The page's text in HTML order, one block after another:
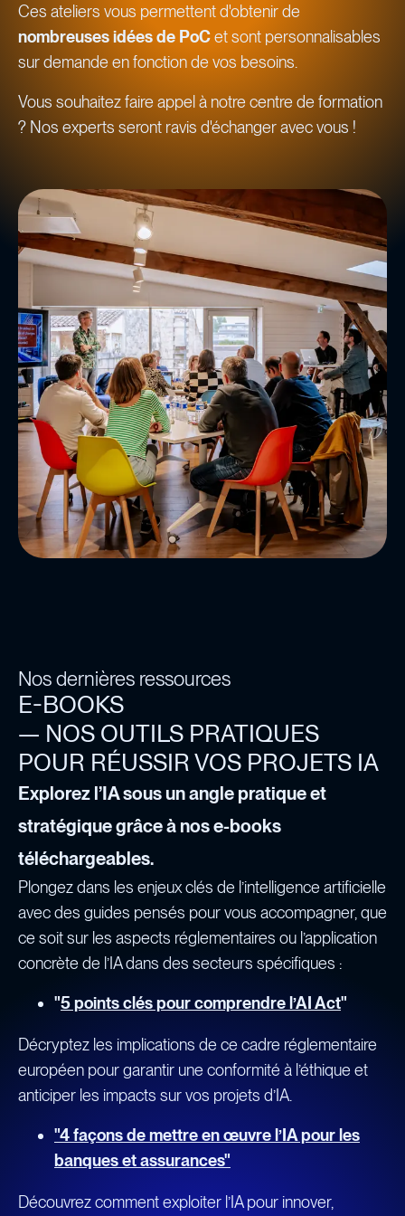
Ces ateliers vous permettent d'obtenir de
nombreuses idées de PoCet sont personnalisables
sur demande en fonction de vos besoins.
Vous souhaitez faire appel à notre centre de formation
? Nos experts seront ravis d'échanger avec vous !
Nos dernières ressources
E-BOOKS
— NOS OUTILS PRATIQUES
POUR RÉUSSIR VOS PROJETS IA
Explorez l’IA sous un angle pratique et
stratégique grâce à nos e-books
téléchargeables.
Plongez dans les enjeux clés de l’intelligence artificielle
avec des guides pensés pour vous accompagner, que
ce soit sur les aspects réglementaires ou l’application
concrète de l’IA dans des secteurs spécifiques :
"5 points clés pour comprendre l’AI Act"
Décryptez les implications de ce cadre réglementaire
européen pour garantir une conformité à l’éthique et
anticiper les impacts sur vos projets d’IA.
"4 façons de mettre en œuvre l’IA pour les
banques et assurances"
Découvrez comment exploiter l’IA pour innover,